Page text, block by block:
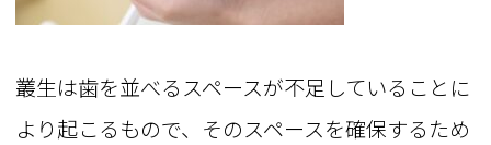
叢生は歯を並べるスペースが不足していることに
より起こるもので、そのスペースを確保するため